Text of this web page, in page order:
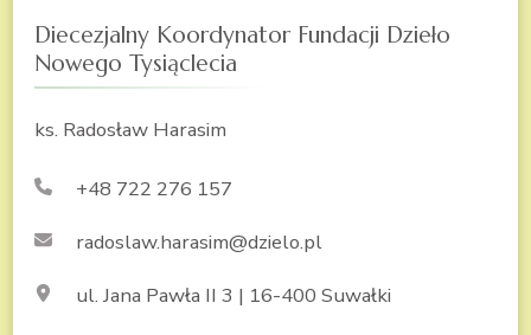
Diecezjalny Koordynator Fundacji Dzieło
Nowego Tysiąclecia
ks. Radosław Harasim
+48 722 276 157
radoslaw.harasim@dzielo.pl
ul. Jana Pawła II 3 | 16-400 Suwałki